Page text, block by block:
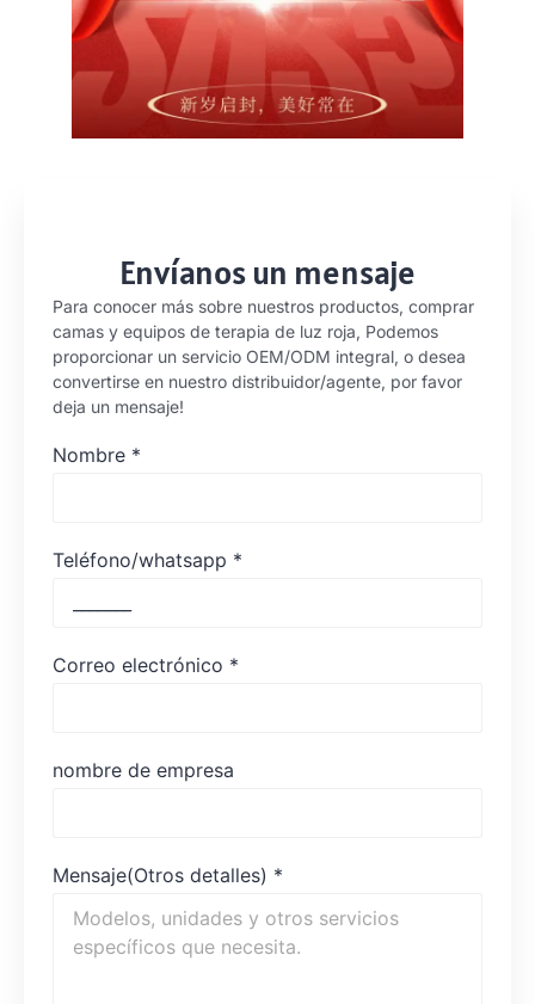
Envíanos un mensaje
Para conocer más sobre nuestros productos, comprar
camas y equipos de terapia de luz roja, Podemos
proporcionar un servicio OEM/ODM integral, o desea
convertirse en nuestro distribuidor/agente, por favor
deja un mensaje!
Nombre *
Teléfono/whatsapp *
Correo electrónico *
nombre de empresa
Mensaje(Otros detalles) *